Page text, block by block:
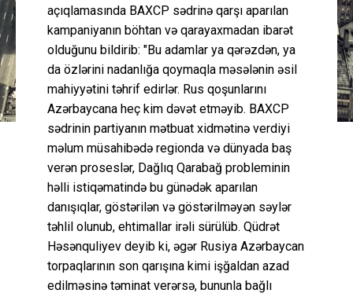
açıqlamasında BAXCP sədrinə qarşı aparılan
kampaniyanın böhtan və qarayaxmadan ibarət
olduğunu bildirib: "Bu adamlar ya qərəzdən, ya
da özlərini nadanlığa qoymaqla məsələnin əsil
mahiyyətini təhrif edirlər. Rus qoşunlarını
Azərbaycana heç kim dəvət etməyib. BAXCP
sədrinin partiyanın mətbuat xidmətinə verdiyi
məlum müsahibədə regionda və dünyada baş
verən proseslər, Dağlıq Qarabağ probleminin
həlli istiqəmatində bu günədək aparılan
danışıqlar, göstərilən və göstərilməyən səylər
təhlil olunub, ehtimallar irəli sürülüb. Qüdrət
Həsənquliyev deyib ki, əgər Rusiya Azərbaycan
torpaqlarının son qarışına kimi işğaldan azad
edilməsinə təminat verərsə, bununla bağlı